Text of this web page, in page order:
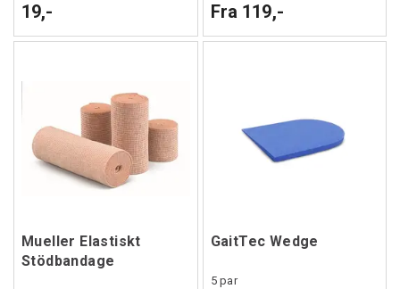
19,- Fra 119,-
Mueller Elastiskt
Stödbandage
GaitTec Wedge
5 par